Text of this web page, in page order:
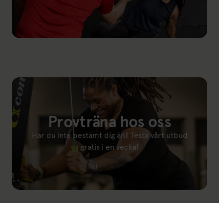
Provträna hos oss
Har du inte bestämt dig än? Testa vårt utbud
gratis i en vecka!